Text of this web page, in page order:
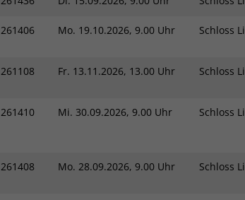
261406 Mo. 19.10.2026, 9.00 Uhr Schloss
261108 Fr. 13.11.2026, 13.00 Uhr Schloss
261410 Mi. 30.09.2026, 9.00 Uhr Schloss
261408 Mo. 28.09.2026, 9.00 Uhr Schloss
Behält die Zustände des Benutzers bei allen
derselben Website durchgeführt werden, mit
_clsk
1 Jahr